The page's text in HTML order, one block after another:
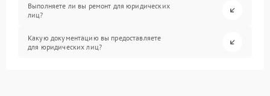
Выполняете ли вы ремонт для юридических
лиц?
Какую документацию вы предоставляете
для юридических лиц?